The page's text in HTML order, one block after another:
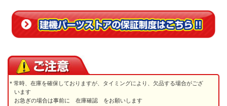
常時、在庫を確保しておりますが、タイミングにより、欠品する場合がござ
います
お急ぎの場合は事前に 在庫確認 をお願いします